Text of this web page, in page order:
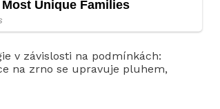
v závislosti na podmínkách:
na zrno se upravuje pluhem,